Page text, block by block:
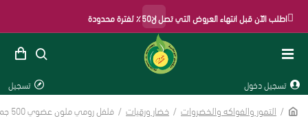
اطلب الآن قبل انتهاء العروض التي تصل ل50٪ لفترة محدودة×
تسجيل دخول تسجيل
الرئيسية
التمور والفواكه والخضروات خضار ورقيات فلفل رومي ملون عضوي 500 جم طبق مزرعة السلوى